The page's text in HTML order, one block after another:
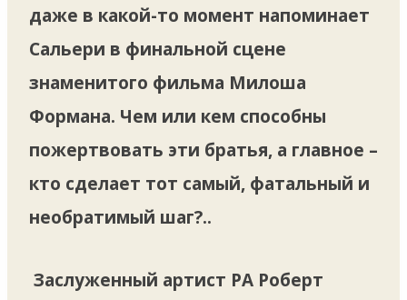
даже в какой-то момент напоминает
Сальери в финальной сцене
знаменитого фильма Милоша
Формана. Чем или кем способны
пожертвовать эти братья, а главное –
кто сделает тот самый, фатальный и
необратимый шаг?..
Заслуженный артист РА Роберт